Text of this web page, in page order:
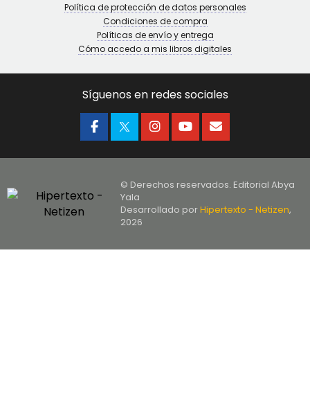
Política de protección de datos personales
Condiciones de compra
Políticas de envío y entrega
Cómo accedo a mis libros digitales
Síguenos en redes sociales
© Derechos reservados. Editorial Abya
Yala
Desarrollado porHipertexto - Netizen,
2026